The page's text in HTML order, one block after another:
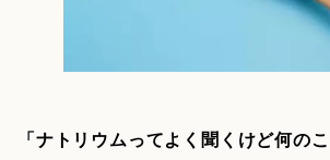
「ナトリウムってよく聞くけど何の